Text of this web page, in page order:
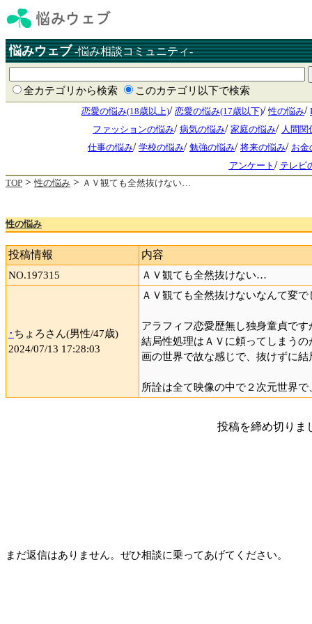
悩みウェブ -悩み相談コミュニティ-
全カテゴリから検索 このカテゴリ以下で検索
恋愛の悩み(18歳以上)/ 恋愛の悩み(17歳以下)/性の悩み/
ファッションの悩み/ 病気の悩み/ 家庭の悩み/ 人間関
仕事の悩み/ 学校の悩み/ 勉強の悩み/ 将来の悩み/ お金
アンケート / テレビ
TOP >性の悩み > ＡＶ観ても全然抜けない…
性の悩み
投稿情報 内容
NO.197315 ＡＶ観ても全然抜けない…
･ ちょろさん(男性/47歳)
2024/07/13 17:28:03
ＡＶ観ても全然抜けないなんて変
アラフィフ恋愛歴無し独身童貞で
結局性処理はＡＶに頼ってしまう
画の世界で故な感じで、抜けずに
所詮は全て映像の中で２次元世界
投稿を締め切りま
まだ返信はありません。ぜひ相談に乗ってあげてください。